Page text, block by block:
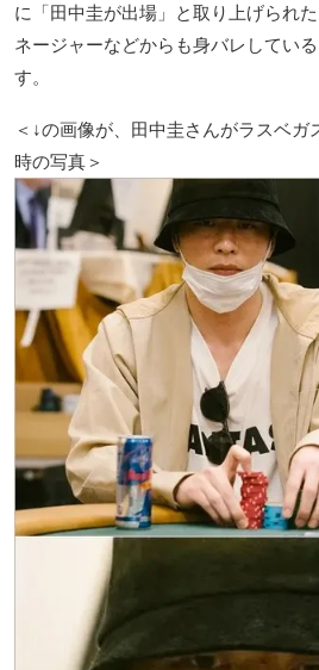
に「田中圭が出場」と取り上げられ
ネージャーなどからも身バレしてい
す。
＜↓の画像が、田中圭さんがラスベ
時の写真＞